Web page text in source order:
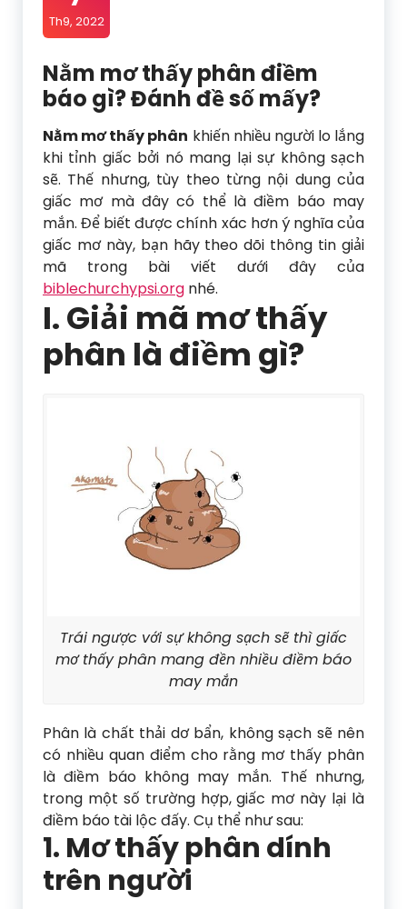
Th9, 2022
Nằm mơ thấy phân điềm
báo gì? Đánh đề số mấy?
Nằm mơ thấy phân khiến nhiều người lo lắng
khi tỉnh giấc bởi nó mang lại sự không sạch
sẽ. Thế nhưng, tùy theo từng nội dung của
giấc mơ mà đây có thể là điềm báo may
mắn. Để biết được chính xác hơn ý nghĩa của
giấc mơ này, bạn hãy theo dõi thông tin giải
mã trong bài viết dưới đây của
biblechurchypsi.org nhé.
I. Giải mã mơ thấy
phân là điềm gì?
Trái ngược với sự không sạch sẽ thì giấc
mơ thấy phân mang đền nhiều điềm báo
may mắn
Phân là chất thải dơ bẩn, không sạch sẽ nên
có nhiều quan điểm cho rằng mơ thấy phân
là điềm báo không may mắn. Thế nhưng,
trong một số trường hợp, giấc mơ này lại là
điềm báo tài lộc đấy. Cụ thể như sau:
1. Mơ thấy phân dính
trên người